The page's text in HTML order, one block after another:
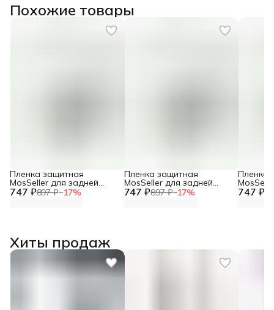
Похожие товары
747 ₽897 ₽−17%
Пленка защитная
MosSeller для задней
панели для Motorola Razr 747 ₽897 ₽−17%
Пленка защитная
MosSeller для задней
панели для Motorola Razr 747 ₽
Пленка
панели
Хиты продаж